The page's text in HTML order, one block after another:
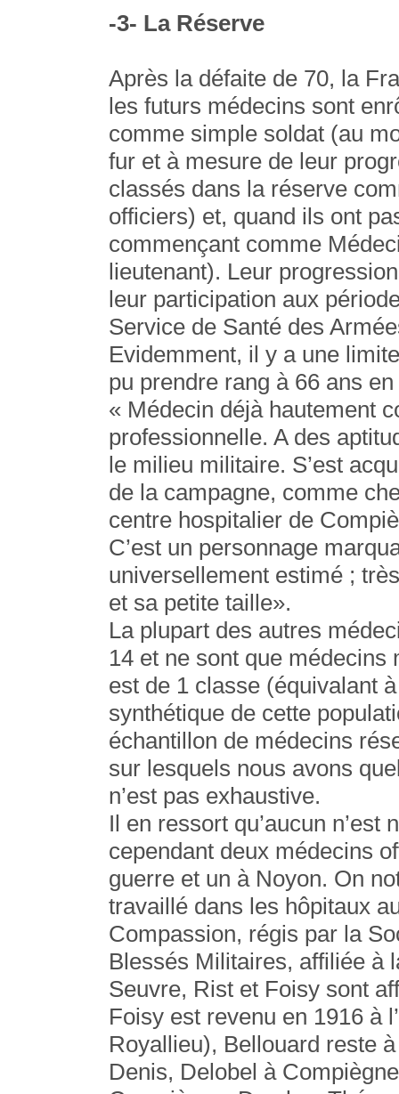
-3- La Réserve
Après la défaite de 70, la
les futurs médecins sont
comme simple soldat (au
fur et à mesure de leur
classés dans la réserve
officiers) et, quand ils ont
commençant comme
lieutenant). Leur
leur participation aux
Service de Santé des
Evidemment, il y a une
pu prendre rang à 66 ans
« Médecin déjà hautement
professionnelle. A des
le milieu militaire. S’est
de la campagne, comme
centre hospitalier de
C’est un personnage
universellement estimé ;
et sa petite taille».
La plupart des autres
14 et ne sont que
est de 1 classe (équivalant
synthétique de cette
échantillon de médecins
sur lesquels nous avons
n’est pas exhaustive.
Il en ressort qu’aucun
cependant deux médecins
guerre et un à Noyon. On
travaillé dans les hôpitaux
Compassion, régis par la
Blessés Militaires, affiliée à
Seuvre, Rist et Foisy sont
Foisy est revenu en 1916 à
Royallieu), Bellouard reste
Denis, Delobel à